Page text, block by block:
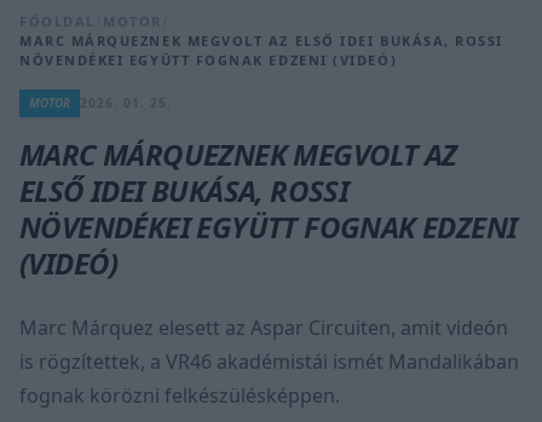
FŐOLDAL MOTOR
MARC MÁRQUEZNEK MEGVOLT AZ ELSŐ IDEI BUKÁSA, ROSSI
NÖVENDÉKEI EGYÜTT FOGNAK EDZENI (VIDEÓ)
MOTOR
MARC MÁRQUEZNEK MEGVOLT AZ
ELSŐ IDEI BUKÁSA, ROSSI
NÖVENDÉKEI EGYÜTT FOGNAK EDZENI
(VIDEÓ)
Marc Márquez elesett az Aspar Circuiten, amit videón
is rögzítettek, a VR46 akadémistái ismét Mandalikában
fognak körözni felkészülésképpen.